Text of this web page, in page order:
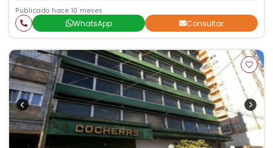
Publicado hace 10 meses
WhatsApp Consultar